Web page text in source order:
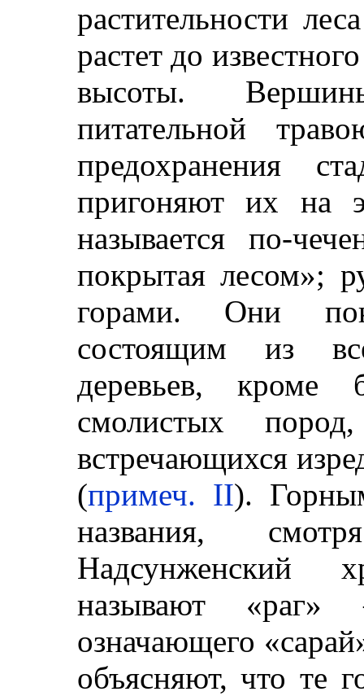
растительности
растет до
высоты.
питательной
предохранения
пригоняют их на
называется по-
покрытая лесом»;
горами. Они
состоящим из
деревьев, кроме
смолистых
встречающихся
(примеч. II).
названия,
Надсунженский
называют
означающего
объясняют, что те